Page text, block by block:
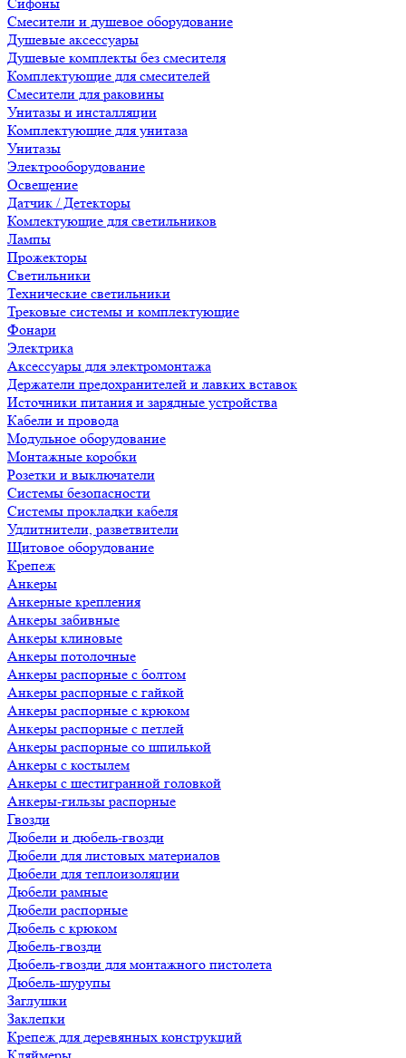
Смесители и душевое оборудование
Душевые аксессуары
Душевые комплекты без смесителя
Комплектующие для смесителей
Смесители для раковины
Унитазы и инсталляции
Комплектующие для унитаза
Унитазы
Электрооборудование
Освещение
Датчик / Детекторы
Комлектующие для светильников
Лампы
Прожекторы
Светильники
Технические светильники
Трековые системы и комплектующие
Фонари
Электрика
Аксессуары для электромонтажа
Держатели предохранителей и лавких вставок
Источники питания и зарядные устройства
Кабели и провода
Модульное оборудование
Монтажные коробки
Розетки и выключатели
Системы безопасности
Системы прокладки кабеля
Удлитнители, разветвители
Щитовое оборудование
Крепеж
Анкеры
Анкерные крепления
Анкеры забивные
Анкеры клиновые
Анкеры потолочные
Анкеры распорные с болтом
Анкеры распорные с гайкой
Анкеры распорные с крюком
Анкеры распорные с петлей
Анкеры распорные со шпилькой
Анкеры с костылем
Анкеры с шестигранной головкой
Анкеры-гильзы распорные
Гвозди
Дюбели и дюбель-гвозди
Дюбели для листовых материалов
Дюбели для теплоизоляции
Дюбели рамные
Дюбели распорные
Дюбель с крюком
Дюбель-гвозди
Дюбель-гвозди для монтажного пистолета
Дюбель-шурупы
Заглушки
Заклепки
Крепеж для деревянных конструкций